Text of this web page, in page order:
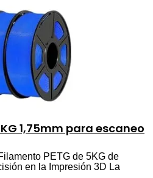
1,75mm para escaneo
PETG de 5KG de
en la Impresión 3D La